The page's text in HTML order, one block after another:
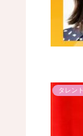
タレント